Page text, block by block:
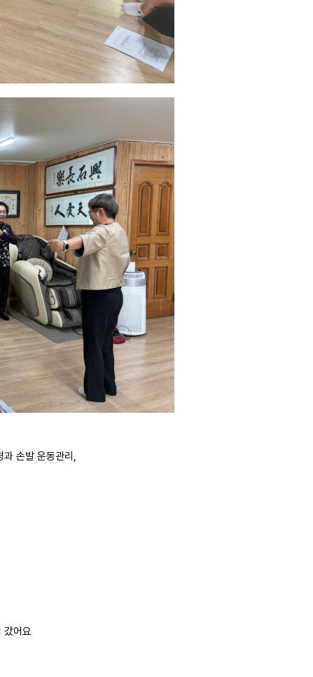
과 손발 운동관리,
갔어요